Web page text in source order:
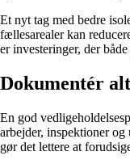
Et nyt tag med bedre
fællesarealer kan
er investeringer, der
Dokumentér
En god
arbejder, inspektioner
gør det lettere at